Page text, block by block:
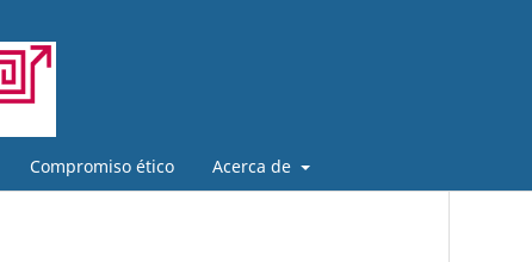
Compromiso ético Acerca de